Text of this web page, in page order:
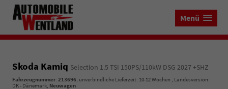
Menü
Skoda Kamiq Selection 1.5 TSI 150PS/110kW DSG 2027 +SHZ
Fahrzeugnummer: 213696, unverbindliche Lieferzeit: 10-12 Wochen , Landesversion:
DK - Dänemark, Neuwagen